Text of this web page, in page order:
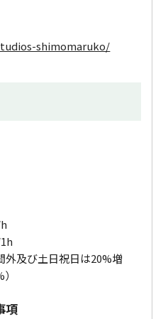
shimomaruko/
外及び土日祝日は20%増
項